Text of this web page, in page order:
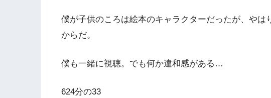
僕が子供のころは絵本のキャラクターだったが、やは
からだ。
僕も一緒に視聴。でも何か違和感がある…
624分の33